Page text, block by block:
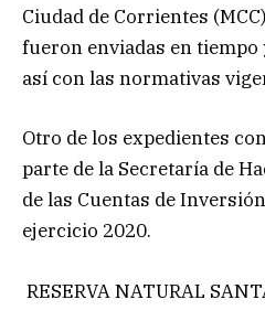
Ciudad de Corrientes
fueron enviadas en
así con las normativas
Otro de los expedientes
parte de la Secretaría de
de las Cuentas de
ejercicio 2020.
RESERVA NATURAL